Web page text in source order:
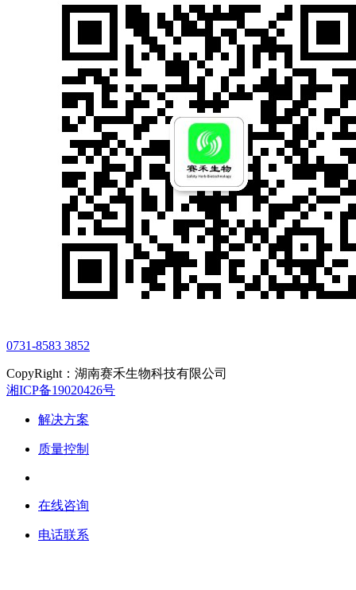
0731-8583 3852
CopyRight：湖南赛禾生物科技有限公司
湘ICP备19020426号
解决方案
质量控制
在线咨询
电话联系